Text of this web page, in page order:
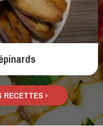
›